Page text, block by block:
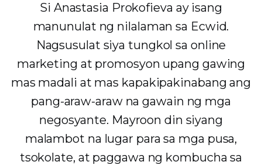
Si Anastasia Prokofieva ay isang
manunulat ng nilalaman sa Ecwid.
Nagsusulat siya tungkol sa online
marketing at promosyon upang gawing
mas madali at mas kapakipakinabang ang
pang-araw-araw na gawain ng mga
negosyante. Mayroon din siyang
malambot na lugar para sa mga pusa,
tsokolate, at paggawa ng kombucha sa